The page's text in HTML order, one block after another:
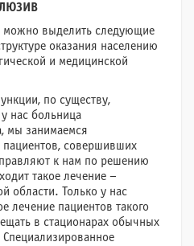
можно выделить следующие
оказания населению
и медицинской
по существу,
нас больница
мы занимаемся
совершивших
к нам по решению
такое лечение –
области. Только у нас
лечение пациентов такого
в стационарах обычных